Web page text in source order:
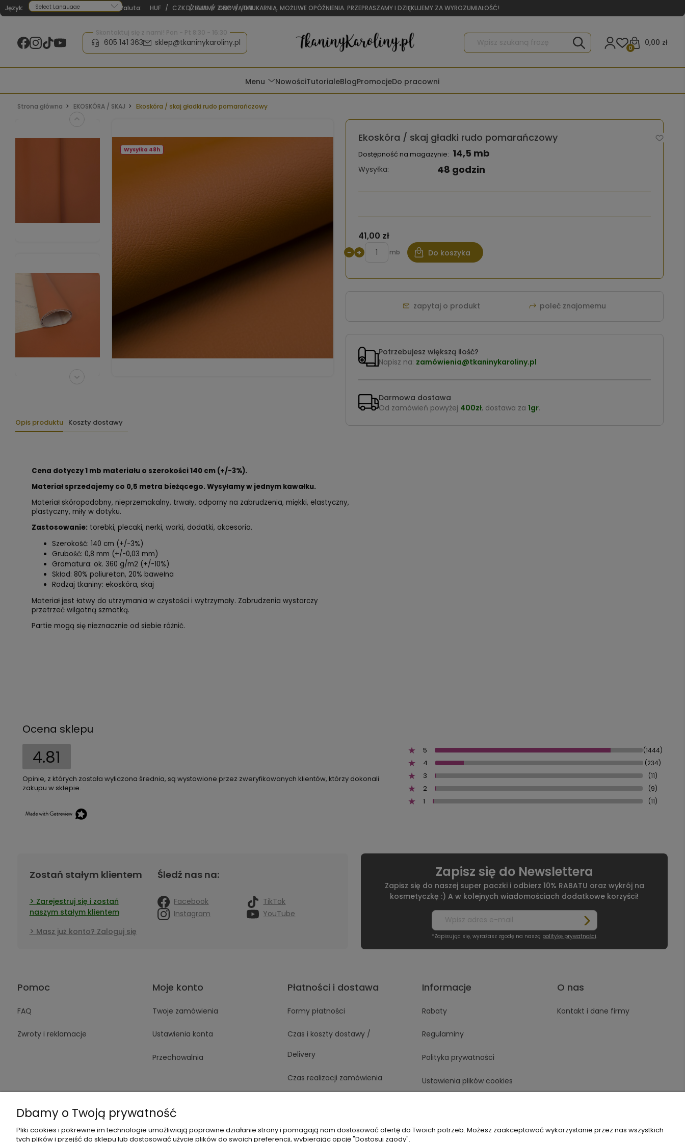
Język:
Powered by
Waluta: HUF / CZK / EUR / GBP / PLN
DZIAŁAMY Z NOWĄ DRUKARNIĄ. MOŻLIWE OPÓŹNIENIA. PRZEPRASZAMY I DZIĘKUJEMY ZA WYROZUMIAŁOŚĆ!
Skontaktuj się z nami! Pon - Pt 8:30 - 16:30
605 141 363 sklep@tkaninykaroliny.pl 0,00 zł
0
Menu NowościTutorialeBlogPromocjeDo pracowni
Strona główna EKOSKÓRA / SKAJ Ekoskóra / skaj gładki rudo pomarańczowy
Wysyłka 48h
Opis produktu Koszty dostawy
Cena dotyczy 1 mb materiału o szerokości 140 cm (+/-3%).
Materiał sprzedajemy co 0,5 metra bieżącego. Wysyłamy w jednym kawałku.
Materiał skóropodobny, nieprzemakalny, trwały, odporny na zabrudzenia, miękki, elastyczny,
plastyczny, miły w dotyku.
Zastosowanie: torebki, plecaki, nerki, worki, dodatki, akcesoria.
Szerokość: 140 cm (+/-3%)
Grubość: 0,8 mm (+/-0,03 mm)
Gramatura: ok. 360 g/m2 (+/-10%)
Skład: 80% poliuretan, 20% bawełna
Rodzaj tkaniny: ekoskóra, skaj
Materiał jest łatwy do utrzymania w czystości i wytrzymały. Zabrudzenia wystarczy
przetrzeć wilgotną szmatką.
Partie mogą się nieznacznie od siebie różnić.
Ekoskóra / skaj gładki rudo pomarańczowy
Dostępność na magazynie: 14,5 mb
Wysyłka: 48 godzin
41,00 zł
− + mb Do koszyka
zapytaj o produkt poleć znajomemu
Potrzebujesz większą ilość?
Napisz na: zamówienia@tkaninykaroliny.pl
Darmowa dostawa
Od zamówień powyżej 400zł, dostawa za 1gr.
Ocena sklepu
4.81
Opinie, z których została wyliczona średnia, są wystawione przez zweryfikowanych klientów, którzy dokonali
zakupu w sklepie.
5 (1444)
4 (234)
3 (11)
2 (9)
1 (11)
Zostań stałym klientem
Zarejestruj się i zostań
naszym stałym klientem
Masz już konto? Zaloguj się
Śledź nas na:
Facebook
TikTok
Instagram
YouTube
Zapisz się do Newslettera
Zapisz się do naszej super paczki i odbierz 10% RABATU oraz wykrój na
kosmetyczkę :) A w kolejnych wiadomościach dodatkowe korzyści!
*Zapisując się, wyrażasz zgodę na naszą politykę prywatności.
Pomoc
FAQ
Zwroty i reklamacje
Moje konto
Twoje zamówienia
Ustawienia konta
Przechowalnia
Płatności i dostawa
Formy płatności
Czas i koszty dostawy /
Delivery
Czas realizacji zamówienia
Informacje
Rabaty
Regulaminy
Polityka prywatności
Ustawienia plików cookies
O nas
Kontakt i dane firmy
+48 605 141 363 Napisz do nas
Dbamy o Twoją prywatność
Pliki cookies i pokrewne im technologie umożliwiają poprawne działanie strony i pomagają nam dostosować ofertę do Twoich potrzeb. Możesz zaakceptować wykorzystanie przez nas wszystkich
tych plików i przejść do sklepu lub dostosować użycie plików do swoich preferencji, wybierając opcję "Dostosuj zgody".